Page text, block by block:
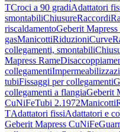
TCroci a 90 gradiAdattatori
smontabiliChiusureRaccordi
riscaldamentoGeberit Mapress
gasManicottiRiduzioniCurve
collegamenti, smontabili
Mapress Rame
collegamenti
tubiFissaggi per collegamenti
collegamenti a flangiaGeberit
CuNiFeTubi 2.1972Manicotti
TAdattatori fissiAdattatori e
Geberit Mapress CuNiFe